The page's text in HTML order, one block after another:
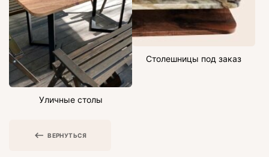
Уличные столы
Столешницы под заказ
ВЕРНУТЬСЯ